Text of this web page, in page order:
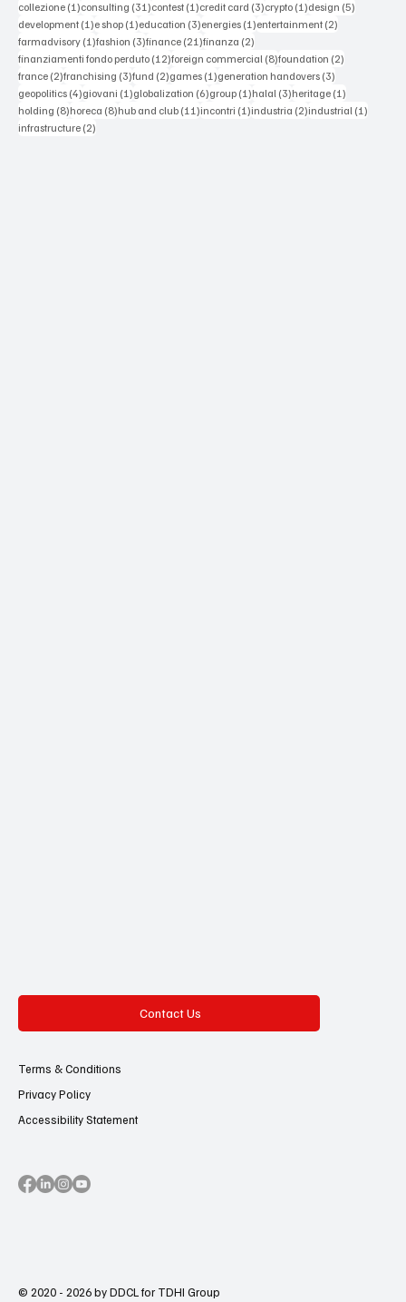
collezione (1)1 post
consulting (31)31 posts
contest (1)1 post
credit card (3)3 posts
crypto (1)1 post
design (5)5 posts
development (1)1 post
e shop (1)1 post
education (3)3 posts
energies (1)1 post
entertainment (2)2 posts
farmadvisory (1)1 post
fashion (3)3 posts
finance (21)21 posts
finanza (2)2 posts
finanziamenti fondo perduto (12)12 posts
foreign commercial (8)8 posts
foundation (2)2 posts
france (2)2 posts
franchising (3)3 posts
fund (2)2 posts
games (1)1 post
generation handovers (3)3 posts
geopolitics (4)4 posts
giovani (1)1 post
globalization (6)6 posts
group (1)1 post
halal (3)3 posts
heritage (1)1 post
holding (8)8 posts
horeca (8)8 posts
hub and club (11)11 posts
incontri (1)1 post
industria (2)2 posts
industrial (1)1 post
infrastructure (2)2 posts
Contact Us
Terms & Conditions
Privacy Policy
Accessibility Statement
© 2020 - 2026 by DDCL for TDHI Group